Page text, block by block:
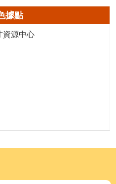
據點
資源中心